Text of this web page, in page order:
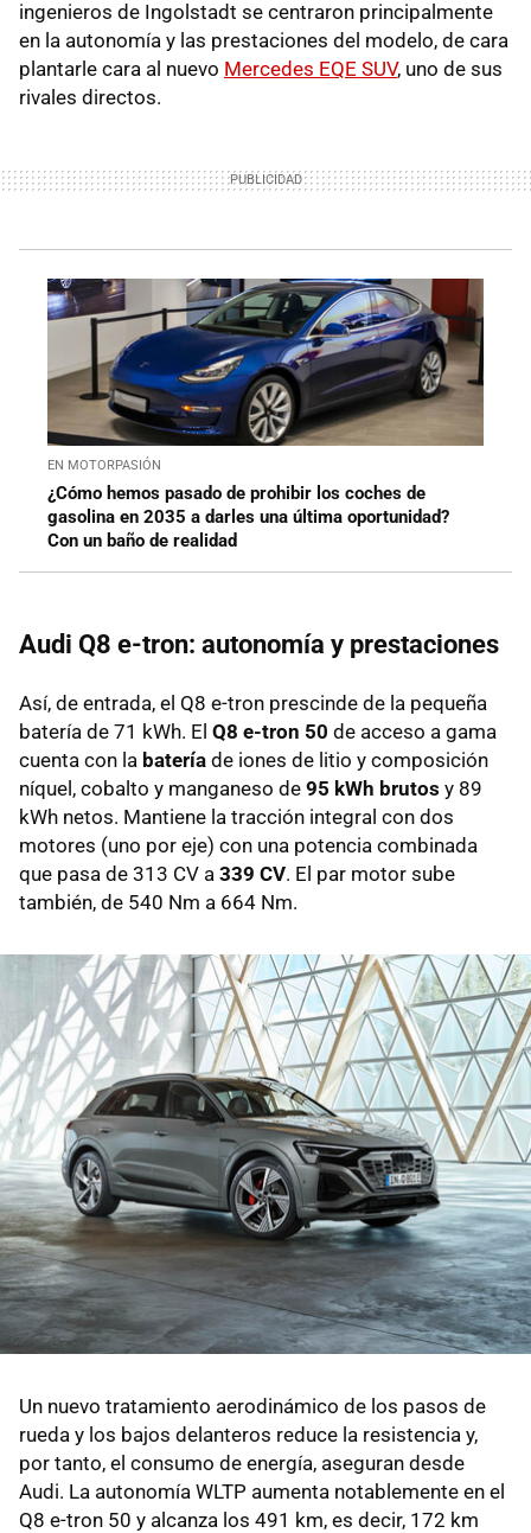
ingenieros de Ingolstadt se centraron principalmente
en la autonomía y las prestaciones del modelo, de cara
plantarle cara al nuevo Mercedes EQE SUV, uno de sus
rivales directos.
EN MOTORPASIÓN
¿Cómo hemos pasado de prohibir los coches de
gasolina en 2035 a darles una última oportunidad?
Con un baño de realidad
Audi Q8 e-tron: autonomía y prestaciones
Así, de entrada, el Q8 e-tron prescinde de la pequeña
batería de 71 kWh. El Q8 e-tron 50 de acceso a gama
cuenta con la batería de iones de litio y composición
níquel, cobalto y manganeso de 95 kWh brutos y 89
kWh netos. Mantiene la tracción integral con dos
motores (uno por eje) con una potencia combinada
que pasa de 313 CV a 339 CV. El par motor sube
también, de 540 Nm a 664 Nm.
Un nuevo tratamiento aerodinámico de los pasos de
rueda y los bajos delanteros reduce la resistencia y,
por tanto, el consumo de energía, aseguran desde
Audi. La autonomía WLTP aumenta notablemente en el
Q8 e-tron 50 y alcanza los 491 km, es decir, 172 km